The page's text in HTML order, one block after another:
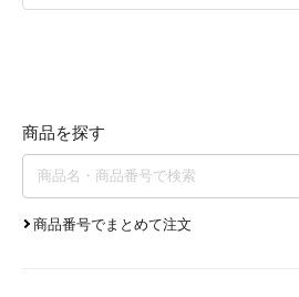
商品を探す
商品番号でまとめて注文